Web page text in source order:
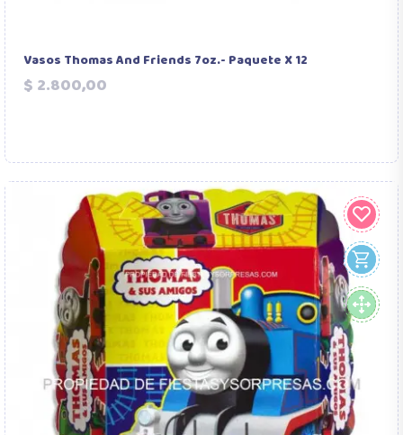
Vasos Thomas And Friends 7oz.- Paquete X 12
$ 2.800,00